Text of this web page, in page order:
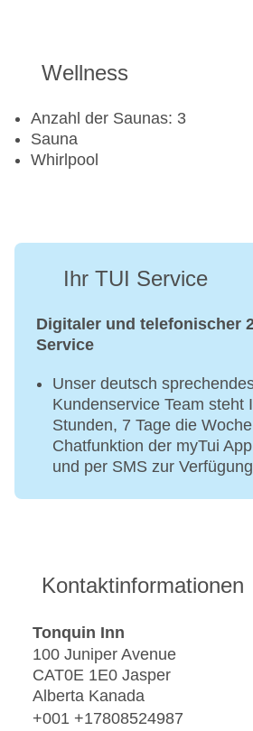
Wellness
Anzahl der Saunas: 3
Sauna
Whirlpool
Ihr TUI Service
Digitaler und telefonischer
Service
Unser deutsch
Kundenservice Team steht
Stunden, 7 Tage die
Chatfunktion der myTui
und per SMS zur
Kontaktinformationen
Tonquin Inn
100 Juniper Avenue
CAT0E 1E0 Jasper
Alberta Kanada
+001 +17808524987